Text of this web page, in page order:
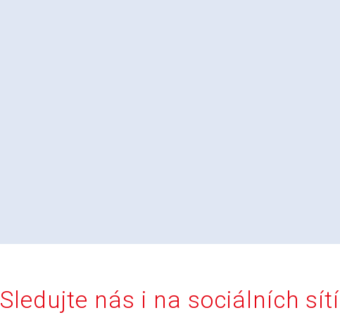
Sledujte nás i na sociálních